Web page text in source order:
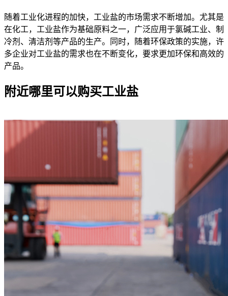
随着工业化进程的加快，工业盐的市场需求不断增加。尤其是
在化工，工业盐作为基础原料之一，广泛应用于氯碱工业、制
冷剂、清洁剂等产品的生产。同时，随着环保政策的实施，许
多企业对工业盐的需求也在不断变化，要求更加环保和高效的
产品。
附近哪里可以购买工业盐